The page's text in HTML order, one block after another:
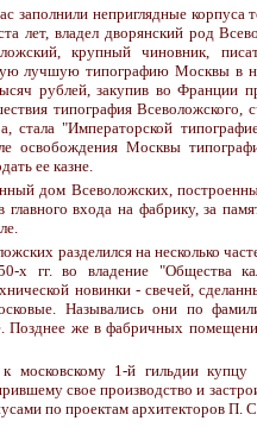
заполнили неприглядные
лет, владел дворянский род
крупный чиновник,
лучшую типографию Москвы в
рублей, закупив во Франции
типография
стала "Императорской
освобождения Москвы
ее казне.
дом Всеволожских,
главного входа на фабрику, за
разделился на несколько
х гг. во владение "Общества
новинки - свечей,
Назывались они по
Позднее же в фабричных
московскому 1-й гильдии
свое производство и
по проектам архитекторов